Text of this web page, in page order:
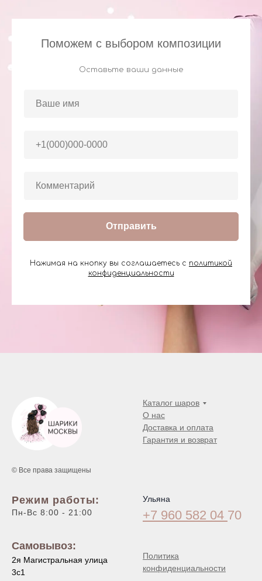
Поможем с выбором композиции
Оставьте ваши данные
Отправить
Нажимая на кнопку вы соглашаетесь с политикой
конфиденциальности
© Все права защищены
Каталог шаров
О нас
Доставка и оплата
Гарантия и возврат
Режим работы:
Пн-Вс 8:00 - 21:00
Самовывоз:
2я Магистральная улица
3с1
Ульяна
+7 960 582 04 70
Политика
конфиденциальности